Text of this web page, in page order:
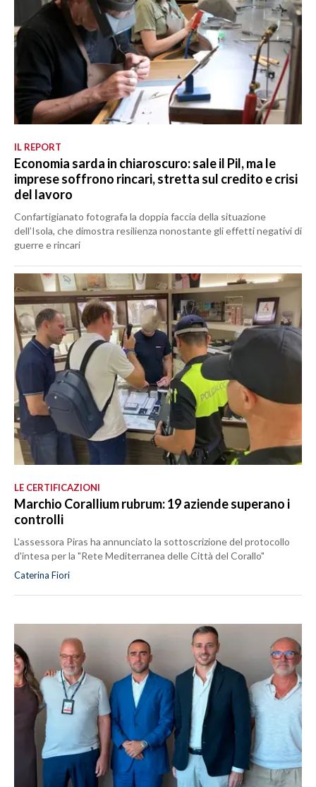
IL REPORT
Economia sarda in chiaroscuro: sale il Pil, ma le
imprese soffrono rincari, stretta sul credito e crisi
del lavoro
Confartigianato fotografa la doppia faccia della situazione
dell’Isola, che dimostra resilienza nonostante gli effetti negativi di
guerre e rincari
LE CERTIFICAZIONI
Marchio Corallium rubrum: 19 aziende superano i
controlli
L'assessora Piras ha annunciato la sottoscrizione del protocollo
d'intesa per la "Rete Mediterranea delle Città del Corallo"
Caterina Fiori